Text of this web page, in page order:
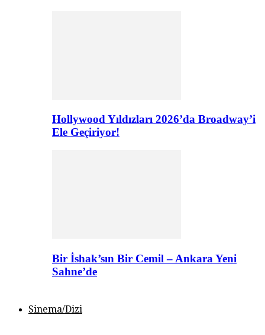
Hollywood Yıldızları 2026’da Broadway’i
Ele Geçiriyor!
Bir İshak’sın Bir Cemil – Ankara Yeni
Sahne’de
Sinema/Dizi